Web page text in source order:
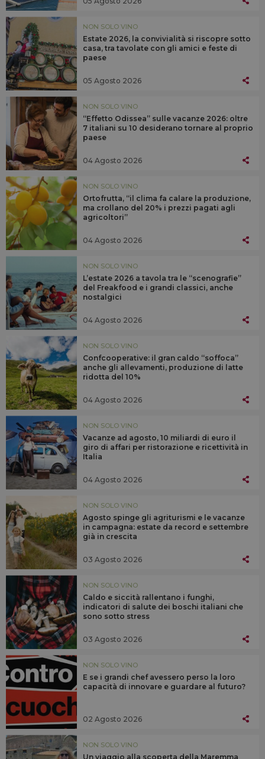
NON SOLO VINO
Estate 2026, la convivialità si riscopre sotto
casa, tra tavolate con gli amici e feste di
paese
05 Agosto 2026
NON SOLO VINO
“Effetto Odissea” sulle vacanze 2026: oltre
7 italiani su 10 desiderano tornare al proprio
paese
04 Agosto 2026
NON SOLO VINO
Ortofrutta, “il clima fa calare la produzione,
ma crollano del 20% i prezzi pagati agli
agricoltori”
04 Agosto 2026
NON SOLO VINO
L’estate 2026 a tavola tra le “scenografie”
del Freakfood e i grandi classici, anche
nostalgici
04 Agosto 2026
NON SOLO VINO
Confcooperative: il gran caldo “soffoca”
anche gli allevamenti, produzione di latte
ridotta del 10%
04 Agosto 2026
NON SOLO VINO
Vacanze ad agosto, 10 miliardi di euro il
giro di affari per ristorazione e ricettività in
Italia
04 Agosto 2026
NON SOLO VINO
Agosto spinge gli agriturismi e le vacanze
in campagna: estate da record e settembre
già in crescita
03 Agosto 2026
NON SOLO VINO
Caldo e siccità rallentano i funghi,
indicatori di salute dei boschi italiani che
sono sotto stress
03 Agosto 2026
NON SOLO VINO
E se i grandi chef avessero perso la loro
capacità di innovare e guardare al futuro?
02 Agosto 2026
NON SOLO VINO
Un viaggio alla scoperta della Maremma